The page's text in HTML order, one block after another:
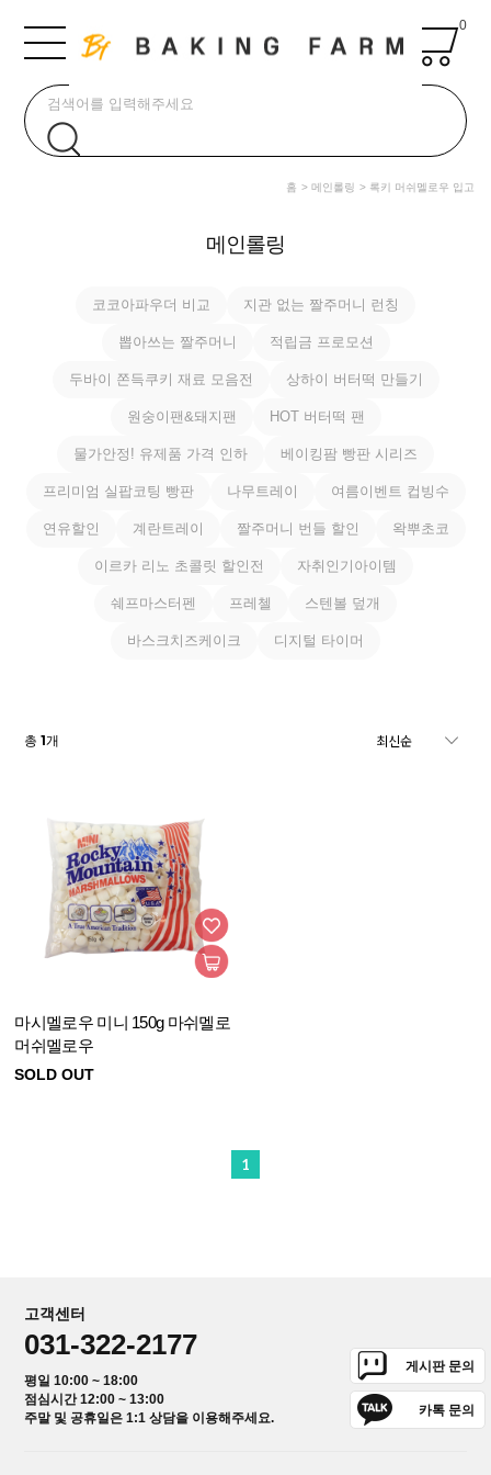
0
홈 메인롤링 록키 머쉬멜로우 입고
메인롤링
코코아파우더 비교 지관 없는 짤주머니 런칭
뽑아쓰는 짤주머니 적립금 프로모션
두바이 쫀득쿠키 재료 모음전 상하이 버터떡 만들기
원숭이팬&돼지팬 HOT 버터떡 팬
물가안정! 유제품 가격 인하 베이킹팜 빵판 시리즈
프리미엄 실팝코팅 빵판 나무트레이 여름이벤트 컵빙수
연유할인 계란트레이 짤주머니 번들 할인 왁뿌초코
이르카 리노 초콜릿 할인전 자취인기아이템
쉐프마스터펜 프레첼 스텐볼 덮개
바스크치즈케이크 디지털 타이머
총1개
마시멜로우 미니 150g 마쉬멜로
머쉬멜로우
SOLD OUT
1
고객센터
031-322-2177
평일 10:00 ~ 18:00
점심시간 12:00 ~ 13:00
주말 및 공휴일은 1:1 상담을 이용해주세요.
게시판 문의
카톡 문의